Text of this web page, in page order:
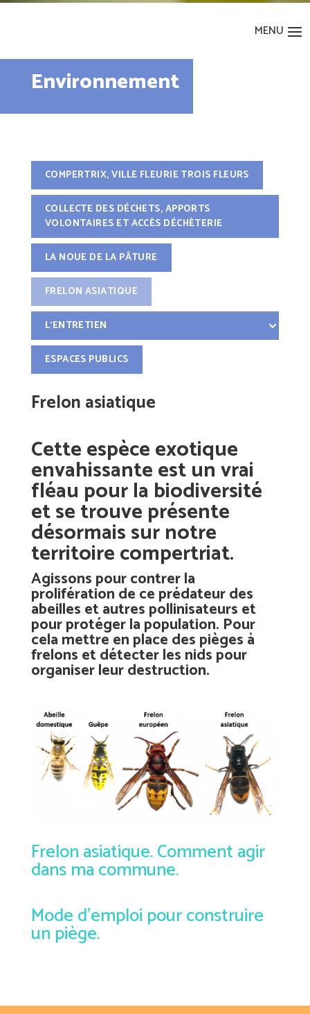
Environnement
COMPERTRIX, VILLE FLEURIE TROIS FLEURS
COLLECTE DES DÉCHETS, APPORTS
VOLONTAIRES ET ACCÈS DÉCHÈTERIE
LA NOUE DE LA PÂTURE
FRELON ASIATIQUE
L’ENTRETIEN
ESPACES PUBLICS
Frelon asiatique
Cette espèce exotique
envahissante est un vrai
fléau pour la biodiversité
et se trouve présente
désormais sur notre
territoire compertriat.
Agissons pour contrer la
prolifération de ce prédateur des
abeilles et autres pollinisateurs et
pour protéger la population. Pour
cela mettre en place des pièges à
frelons et détecter les nids pour
organiser leur destruction.
Frelon asiatique. Comment agir
dans ma commune.
Mode d’emploi pour construire
un piège.